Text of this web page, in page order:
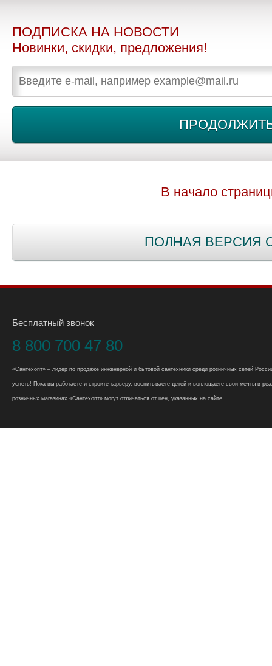
ПОДПИСКА НА НОВОСТИ
Новинки, скидки, предложения!
В начало
ПОЛНАЯ ВЕРСИЯ
Бесплатный звонок
8 800 700 47 80
«Сантехопт» – лидер по продаже инженерной и бытовой сантехники среди розничных сетей
успеть! Пока вы работаете и строите карьеру, воспитываете детей и воплощаете свои мечты в
розничных магазинах «Сантехопт» могут отличаться от цен, указанных на сайте.